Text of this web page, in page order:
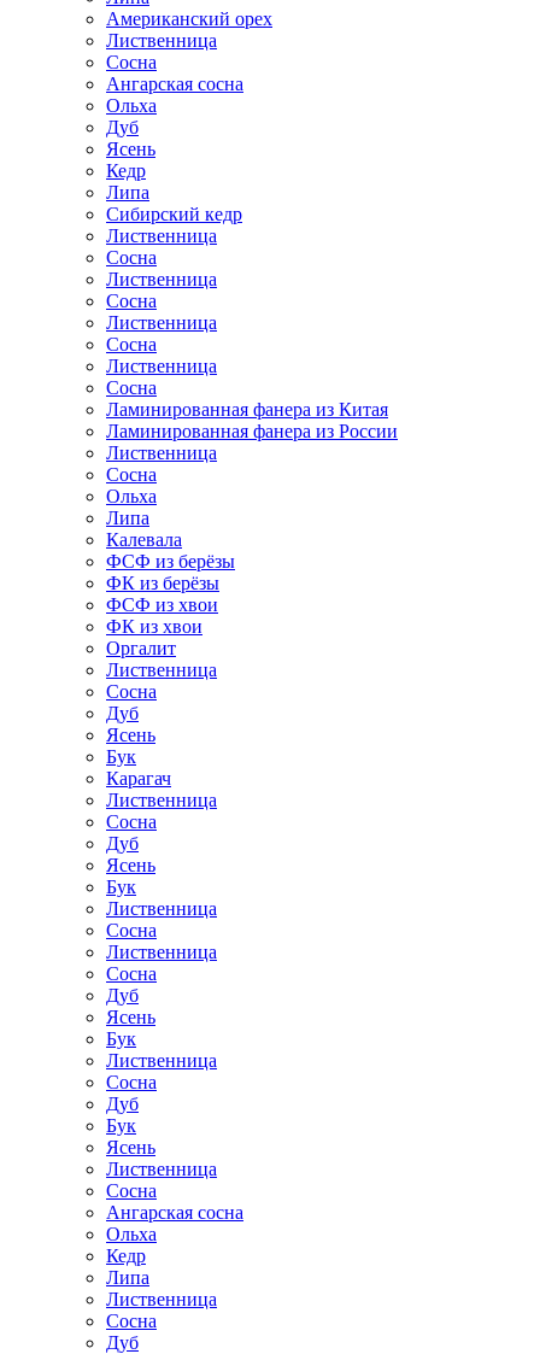
Американский орех
Лиственница
Сосна
Ангарская сосна
Ольха
Дуб
Ясень
Кедр
Липа
Сибирский кедр
Лиственница
Сосна
Лиственница
Сосна
Лиственница
Сосна
Лиственница
Сосна
Ламинированная фанера из Китая
Ламинированная фанера из России
Лиственница
Сосна
Ольха
Липа
Калевала
ФСФ из берёзы
ФК из берёзы
ФСФ из хвои
ФК из хвои
Оргалит
Лиственница
Сосна
Дуб
Ясень
Бук
Карагач
Лиственница
Сосна
Дуб
Ясень
Бук
Лиственница
Сосна
Лиственница
Сосна
Дуб
Ясень
Бук
Лиственница
Сосна
Дуб
Бук
Ясень
Лиственница
Сосна
Ангарская сосна
Ольха
Кедр
Липа
Лиственница
Сосна
Дуб